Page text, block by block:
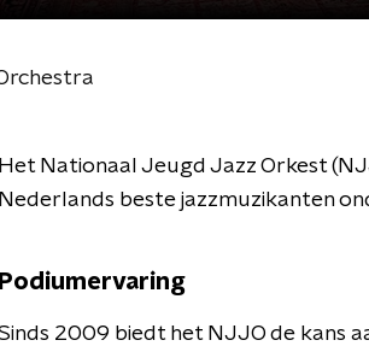
Het Nationaal Jeugd Jazz Orkest
Nederlands beste jazzmuzikanten
Podiumervaring
2009 biedt het NJJO de kans